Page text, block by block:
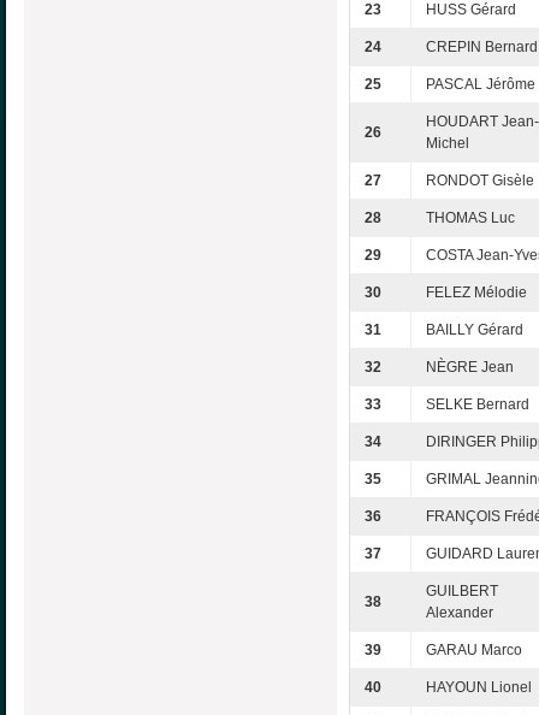
23 HUSS Gérard
24 CREPIN Bernard
25 PASCAL Jérôme
26
HOUDART Jean-
Michel
27 RONDOT Gisèle
28 THOMAS Luc
29 COSTA Jean-
30 FELEZ Mélodie
31 BAILLY Gérard
32 NÈGRE Jean
33 SELKE Bernard
34 DIRINGER
35 GRIMAL
36 FRANÇOIS
37 GUIDARD
38
GUILBERT
Alexander
39 GARAU Marco
40 HAYOUN Lionel